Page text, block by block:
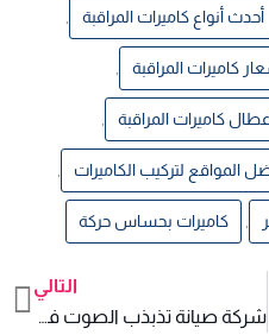
أحدث أنواع كاميرات المراقبة
كاميرات المراقبة
كاميرات المراقبة
المواقع لتركيب الكاميرات
كاميرات بحساس حركة
التالي
شركة صيانة تذبذب الصوت في الإنتركم أثناء الضغط على الزر